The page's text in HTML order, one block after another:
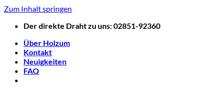
Zum Inhalt springen
Der direkte Draht zu uns: 02851-92360
Über Holzum
Kontakt
Neuigkeiten
FAQ